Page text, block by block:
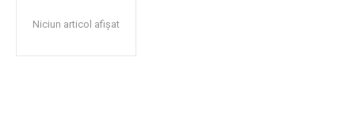
Niciun articol afișat